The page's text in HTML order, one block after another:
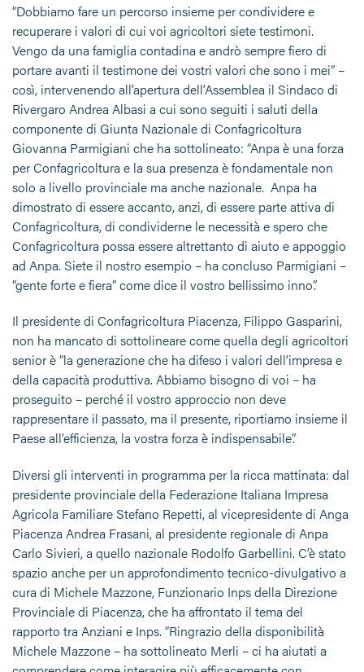
“Dobbiamo fare un percorso insieme per condividere e
recuperare i valori di cui voi agricoltori siete testimoni.
Vengo da una famiglia contadina e andrò sempre fiero di
portare avanti il testimone dei vostri valori che sono i mei” –
così, intervenendo all’apertura dell’Assemblea il Sindaco di
Rivergaro Andrea Albasi a cui sono seguiti i saluti della
componente di Giunta Nazionale di Confagricoltura
Giovanna Parmigiani che ha sottolineato: “Anpa è una forza
per Confagricoltura e la sua presenza è fondamentale non
solo a livello provinciale ma anche nazionale. Anpa ha
dimostrato di essere accanto, anzi, di essere parte attiva di
Confagricoltura, di condividerne le necessità e spero che
Confagricoltura possa essere altrettanto di aiuto e appoggio
ad Anpa. Siete il nostro esempio – ha concluso Parmigiani –
“gente forte e fiera” come dice il vostro bellissimo inno”.
Il presidente di Confagricoltura Piacenza, Filippo Gasparini,
non ha mancato di sottolineare come quella degli agricoltori
senior è “la generazione che ha difeso i valori dell’impresa e
della capacità produttiva. Abbiamo bisogno di voi – ha
proseguito – perché il vostro approccio non deve
rappresentare il passato, ma il presente, riportiamo insieme il
Paese all’efficienza, la vostra forza è indispensabile”.
Diversi gli interventi in programma per la ricca mattinata: dal
presidente provinciale della Federazione Italiana Impresa
Agricola Familiare Stefano Repetti, al vicepresidente di Anga
Piacenza Andrea Frasani, al presidente regionale di Anpa
Carlo Sivieri, a quello nazionale Rodolfo Garbellini. C’è stato
spazio anche per un approfondimento tecnico-divulgativo a
cura di Michele Mazzone, Funzionario Inps della Direzione
Provinciale di Piacenza, che ha affrontato il tema del
rapporto tra Anziani e Inps. “Ringrazio della disponibilità
Michele Mazzone – ha sottolineato Merli – ci ha aiutati a